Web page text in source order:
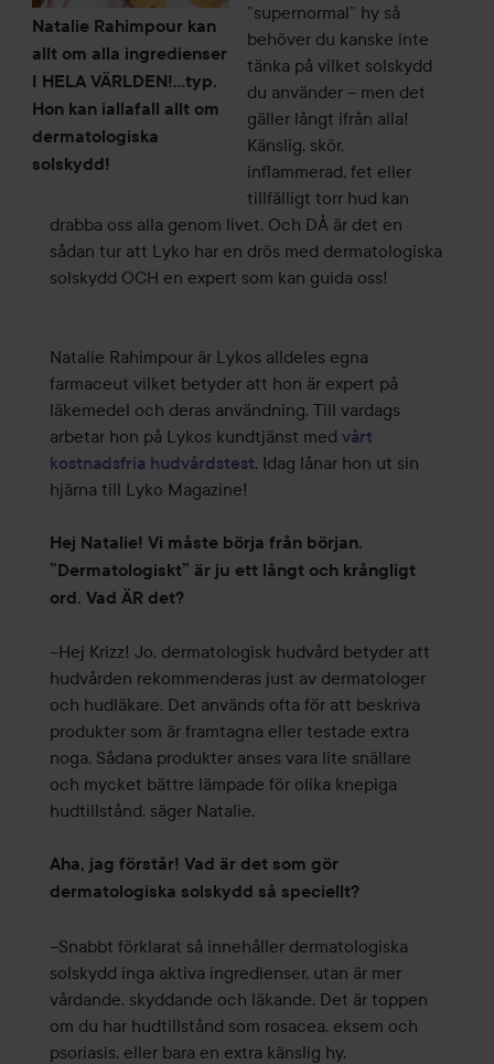
Natalie Rahimpour kan
allt om alla ingredienser
I HELA VÄRLDEN!...typ.
Hon kan iallafall allt om
dermatologiska
solskydd!
”supernormal” hy så
behöver du kanske inte
tänka på vilket solskydd
du använder – men det
gäller långt ifrån alla!
Känslig, skör,
inflammerad, fet eller
tillfälligt torr hud kan
drabba oss alla genom livet. Och DÅ är det en
sådan tur att Lyko har en drös med dermatologiska
solskydd OCH en expert som kan guida oss!
Natalie Rahimpour är Lykos alldeles egna
farmaceut vilket betyder att hon är expert på
läkemedel och deras användning. Till vardags
arbetar hon på Lykos kundtjänst med vårt
kostnadsfria hudvårdstest. Idag lånar hon ut sin
hjärna till Lyko Magazine!
Hej Natalie! Vi måste börja från början.
”Dermatologiskt” är ju ett långt och krångligt
ord. Vad ÄR det?
–Hej Krizz! Jo, dermatologisk hudvård betyder att
hudvården rekommenderas just av dermatologer
och hudläkare. Det används ofta för att beskriva
produkter som är framtagna eller testade extra
noga. Sådana produkter anses vara lite snällare
och mycket bättre lämpade för olika knepiga
hudtillstånd, säger Natalie.
Aha, jag förstår! Vad är det som gör
dermatologiska solskydd så speciellt?
–Snabbt förklarat så innehåller dermatologiska
solskydd inga aktiva ingredienser, utan är mer
vårdande, skyddande och läkande. Det är toppen
om du har hudtillstånd som rosacea, eksem och
psoriasis, eller bara en extra känslig hy.